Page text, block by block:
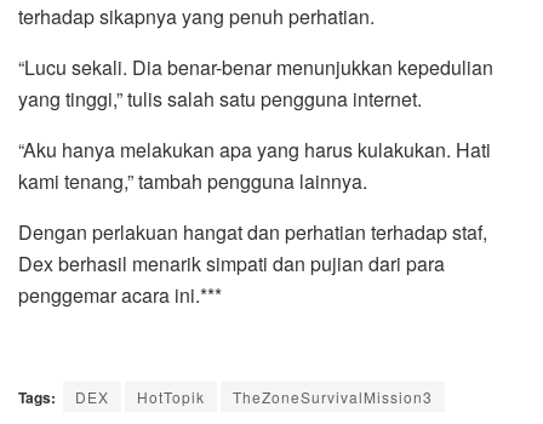
terhadap sikapnya yang penuh perhatian.
“Lucu sekali. Dia benar-benar menunjukkan kepedulian
yang tinggi,” tulis salah satu pengguna internet.
“Aku hanya melakukan apa yang harus kulakukan. Hati
kami tenang,” tambah pengguna lainnya.
Dengan perlakuan hangat dan perhatian terhadap staf,
Dex berhasil menarik simpati dan pujian dari para
penggemar acara ini.***
Tags: DEX HotTopik TheZoneSurvivalMission3